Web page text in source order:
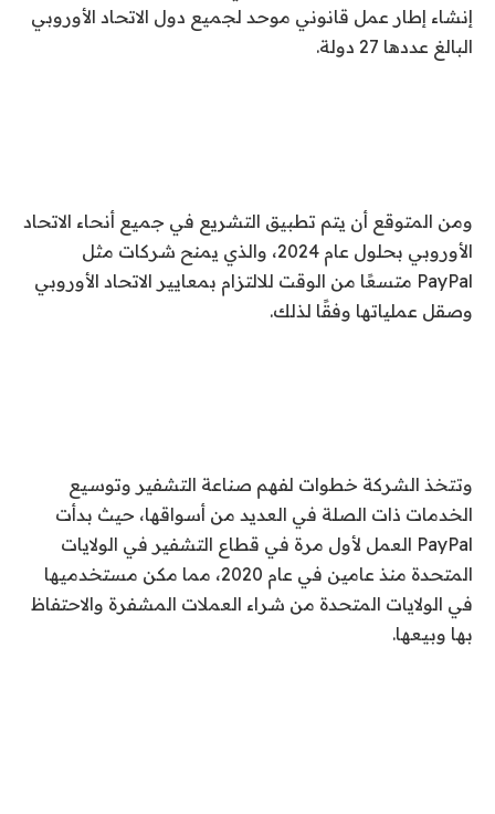
إنشاء إطار عمل قانوني موحد لجميع دول الاتحاد الأوروبي
البالغ عددها 27 دولة.
ومن المتوقع أن يتم تطبيق التشريع في جميع أنحاء الاتحاد
الأوروبي بحلول عام 2024، والذي يمنح شركات مثل
PayPal متسعًا من الوقت للالتزام بمعايير الاتحاد الأوروبي
وصقل عملياتها وفقًا لذلك.
وتتخذ الشركة خطوات لفهم صناعة التشفير وتوسيع
الخدمات ذات الصلة في العديد من أسواقها، حيث بدأت
PayPal العمل لأول مرة في قطاع التشفير في الولايات
المتحدة منذ عامين في عام 2020، مما مكن مستخدميها
في الولايات المتحدة من شراء العملات المشفرة والاحتفاظ
بها وبيعها.